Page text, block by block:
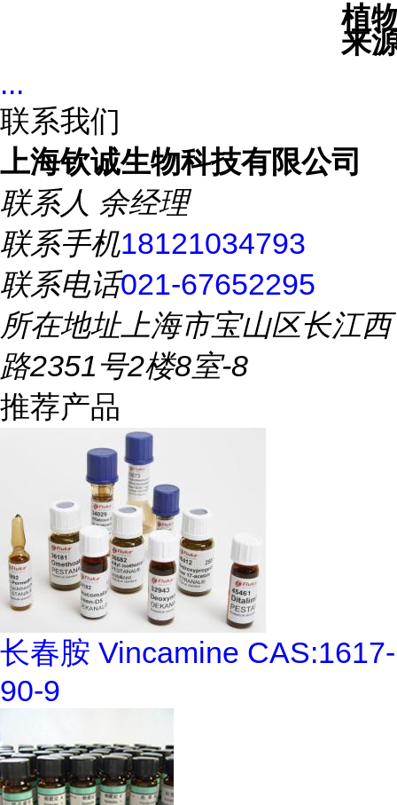
植
来
...
联系我们
上海钦诚生物科技有限公司
联系人 余经理
联系手机18121034793
联系电话021-67652295
所在地址上海市宝山区长江西
路2351号2楼8室-8
推荐产品
长春胺 Vincamine CAS:1617-
90-9